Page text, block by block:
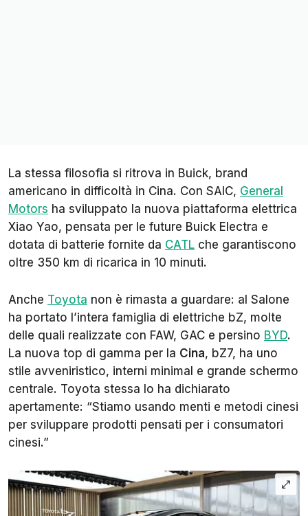
La stessa filosofia si ritrova in Buick, brand
americano in difficoltà in Cina. Con SAIC, General
Motors ha sviluppato la nuova piattaforma elettrica
Xiao Yao, pensata per le future Buick Electra e
dotata di batterie fornite da CATL che garantiscono
oltre 350 km di ricarica in 10 minuti.
Anche Toyota non è rimasta a guardare: al Salone
ha portato l’intera famiglia di elettriche bZ, molte
delle quali realizzate con FAW, GAC e persino BYD.
La nuova top di gamma per la Cina, bZ7, ha uno
stile avveniristico, interni minimal e grande schermo
centrale. Toyota stessa lo ha dichiarato
apertamente: “Stiamo usando menti e metodi cinesi
per sviluppare prodotti pensati per i consumatori
cinesi.”